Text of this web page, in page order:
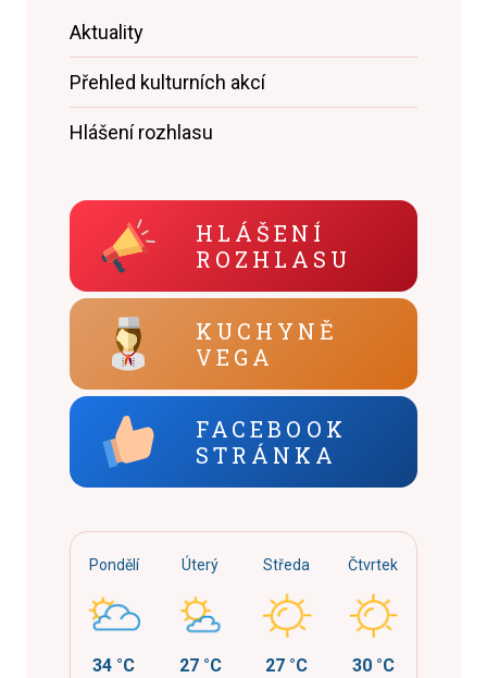
Aktuality
Přehled kulturních akcí
Hlášení rozhlasu
HLÁŠENÍ
ROZHLASU
KUCHYNĚ
VEGA
FACEBOOK
STRÁNKA
Pondělí
34 °C
Úterý
27 °C
Středa
27 °C
Čtvrtek
30 °C